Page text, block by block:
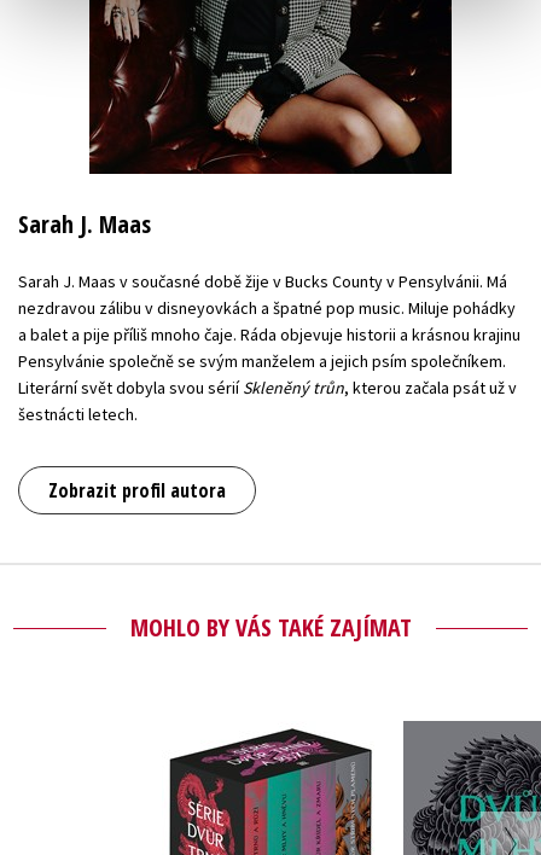
Sarah J. Maas
Sarah J. Maas v současné době žije v Bucks County v Pensylvánii. Má
nezdravou zálibu v disneyovkách a špatné pop music. Miluje pohádky
a balet a pije příliš mnoho čaje. Ráda objevuje historii a krásnou krajinu
Pensylvánie společně se svým manželem a jejich psím společníkem.
Literární svět dobyla svou sériíSkleněný trůn, kterou začala psát už v
šestnácti letech.
Zobrazit profil autora
MOHLO BY VÁS TAKÉ ZAJÍMAT
Dvůr trnů a růží -
box 1-4
Sarah J. Maas
Dvůr mlhy
Sarah J.